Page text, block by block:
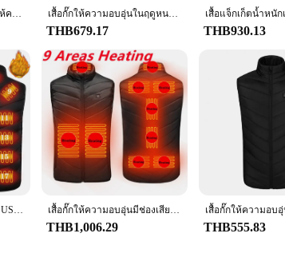
เสื้อกั๊กทำความร้อนเสื้อกั๊กให้ความอบอุ่นในฤดูหนาวของผู้ชายและผู้หญิงเสื้อกั๊กอุ่นด้วย USB 9แผ่นทำความอุ่นคาร์บอนไฟเบอร์3ระดับ เสื้อกั๊กให้ความอบอุ่นในฤดูหนาวเสื้อกั๊กให้ความร้อนด้วยตนเองไฟฟ้า USB สำหรับผู้ชายแจ็คเก็ตให้ความอบอุ่นเดินป่าตั้งแคมป์ชุดนายพรานให้ความอบอุ่น
THB679.17 THB930.13
เสื้อกั๊กให้ความอบอุ่นมีช่อง USB สำหรับผู้ชายและผู้หญิง, เสื้อกั๊กให้ความอบอุ่นเสื้อกั๊กให้ความร้อนเสื้อผ้าล่าสัตว์เสื้อกั๊กแจ็คเก็ต BlackS-6XL ให้ความอบอุ่นในฤดูหนาว17/13แห่ง เสื้อกั๊กให้ความอบอุ่นมีช่องเสียบ USB สำหรับผู้ชายและผู้หญิง13/11ส่วนเสื้อกั๊กให้ความร้อนเสื้อผ้าใช้ความร้อนเสื้อกั๊กล่าสัตว์แจ็คเก็ตให้ความอบอุ่นในฤดูหนาว BlackS-6XL
THB1,006.29 THB555.83